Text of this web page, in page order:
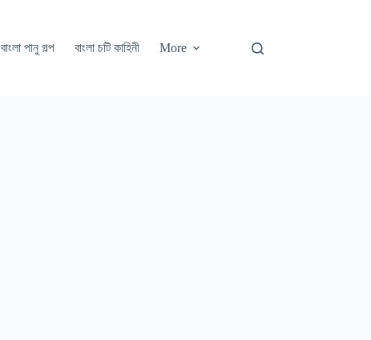
বাংলা পানু গল্প বাংলা চটি কাহিনী More